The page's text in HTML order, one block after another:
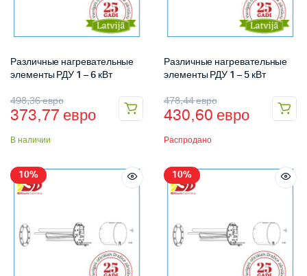
Различные нагревательные
элементы РДУ 1 – 6 кВт
498,36евро
373,77 евро
В наличии
Различные нагревательные
элементы РДУ 1 – 5 кВт
478,44евро
430,60 евро
Распродано
10% 10%